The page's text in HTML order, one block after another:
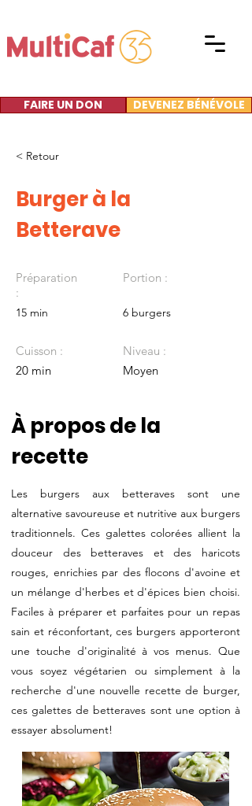
FAIRE UN DON DEVENEZ BÉNÉVOLE
< Retour
Burger à la
Betterave
Préparation
:
15 min
Cuisson :
20 min
Portion :
6 burgers
Niveau :
Moyen
À propos de la
recette
Les burgers aux betteraves sont une
alternative savoureuse et nutritive aux burgers
traditionnels. Ces galettes colorées allient la
douceur des betteraves et des haricots
rouges, enrichies par des flocons d'avoine et
un mélange d'herbes et d'épices bien choisi.
Faciles à préparer et parfaites pour un repas
sain et réconfortant, ces burgers apporteront
une touche d'originalité à vos menus. Que
vous soyez végétarien ou simplement à la
recherche d'une nouvelle recette de burger,
ces galettes de betteraves sont une option à
essayer absolument!